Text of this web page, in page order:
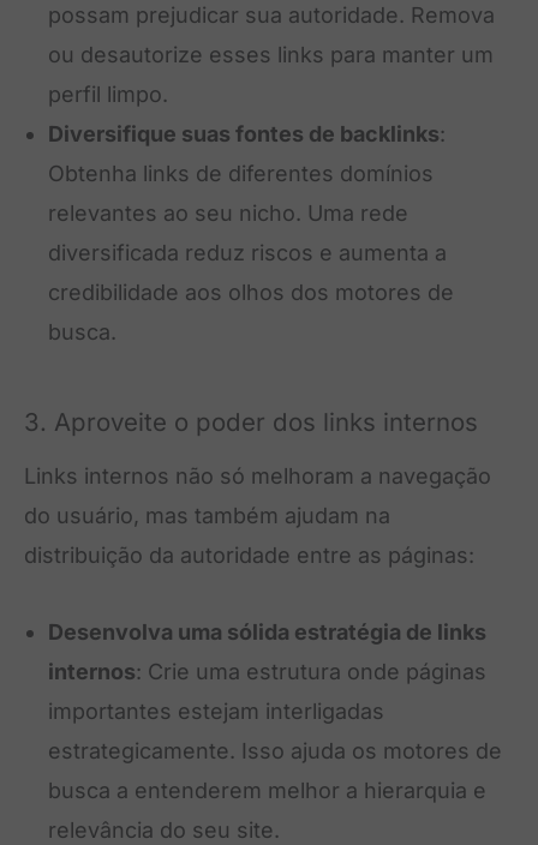
possam prejudicar sua autoridade. Remova
ou desautorize esses links para manter um
perfil limpo.
Diversifique suas fontes de backlinks:
Obtenha links de diferentes domínios
relevantes ao seu nicho. Uma rede
diversificada reduz riscos e aumenta a
credibilidade aos olhos dos motores de
busca.
3. Aproveite o poder dos links internos
Links internos não só melhoram a navegação
do usuário, mas também ajudam na
distribuição da autoridade entre as páginas:
Desenvolva uma sólida estratégia de links
internos: Crie uma estrutura onde páginas
importantes estejam interligadas
estrategicamente. Isso ajuda os motores de
busca a entenderem melhor a hierarquia e
relevância do seu site.